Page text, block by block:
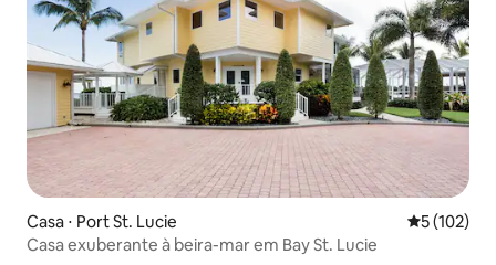
Casa ⋅ Port St. Lucie 5 de uma
5 (102)
Casa exuberante à beira-mar em Bay St. Lucie